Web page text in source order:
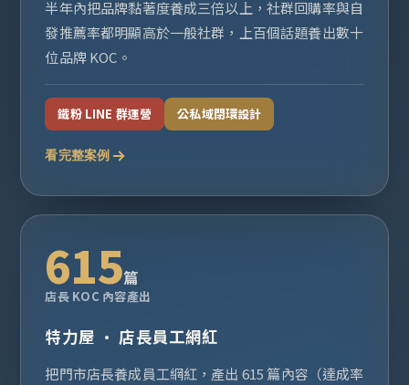
半年內把品牌黏著度養成三倍以上，社群回購率與自
發推薦率都明顯高於一般社群，上百個話題養出數十
位品牌 KOC。
鐵粉 LINE 群運營 公私域閉環設計
看完整案例
615篇
店長 KOC 內容產出
特力屋 · 店長員工網紅
把門市店長養成員工網紅，產出 615 篇內容（達成率